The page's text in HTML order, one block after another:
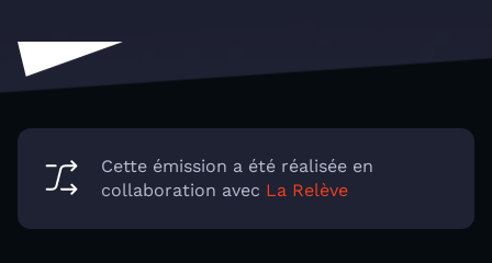
Cette émission a été réalisée en
collaboration avec La Relève